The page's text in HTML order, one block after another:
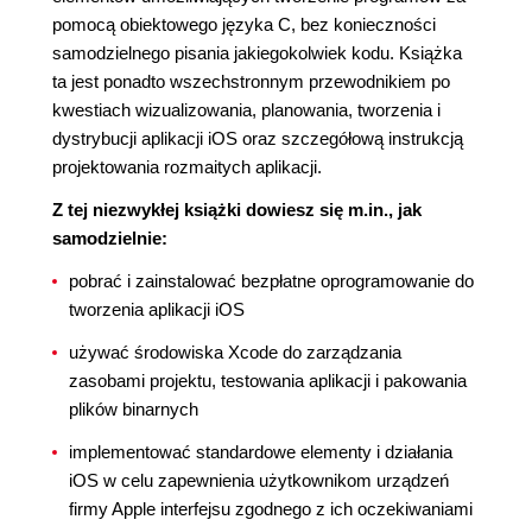
pomocą obiektowego języka C, bez konieczności
samodzielnego pisania jakiegokolwiek kodu. Książka
ta jest ponadto wszechstronnym przewodnikiem po
kwestiach wizualizowania, planowania, tworzenia i
dystrybucji aplikacji iOS oraz szczegółową instrukcją
projektowania rozmaitych aplikacji.
Z tej niezwykłej książki dowiesz się m.in., jak
samodzielnie:
pobrać i zainstalować bezpłatne oprogramowanie do
tworzenia aplikacji iOS
używać środowiska Xcode do zarządzania
zasobami projektu, testowania aplikacji i pakowania
plików binarnych
implementować standardowe elementy i działania
iOS w celu zapewnienia użytkownikom urządzeń
firmy Apple interfejsu zgodnego z ich oczekiwaniami